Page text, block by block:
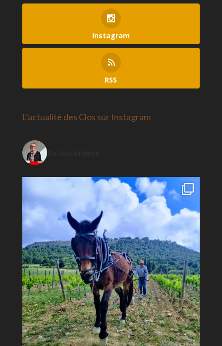
Instagram
RSS
L’actualité des Clos sur Instagram
floclosdemiege